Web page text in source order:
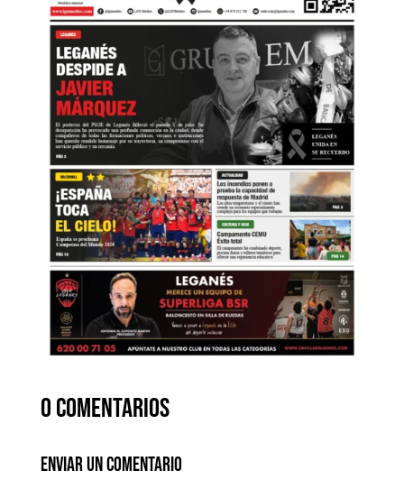
0 comentarios
Enviar un comentario